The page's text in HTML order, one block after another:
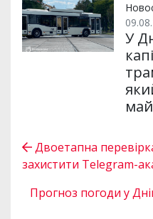
У
Двоетапна
захистити Telegram-
Прогноз погоди у